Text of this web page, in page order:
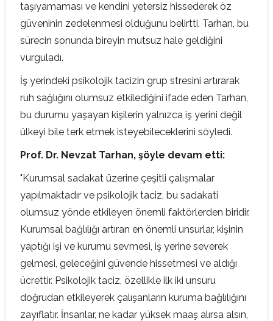
taşıyamaması ve kendini yetersiz hissederek öz
güveninin zedelenmesi olduğunu belirtti. Tarhan, bu
sürecin sonunda bireyin mutsuz hale geldiğini
vurguladı.
İş yerindeki psikolojik tacizin grup stresini artırarak
ruh sağlığını olumsuz etkilediğini ifade eden Tarhan,
bu durumu yaşayan kişilerin yalnızca iş yerini değil
ülkeyi bile terk etmek isteyebileceklerini söyledi.
Prof. Dr. Nevzat Tarhan, şöyle devam etti:
"Kurumsal sadakat üzerine çeşitli çalışmalar
yapılmaktadır ve psikolojik taciz, bu sadakati
olumsuz yönde etkileyen önemli faktörlerden biridir.
Kurumsal bağlılığı artıran en önemli unsurlar, kişinin
yaptığı işi ve kurumu sevmesi, iş yerine severek
gelmesi, geleceğini güvende hissetmesi ve aldığı
ücrettir. Psikolojik taciz, özellikle ilk iki unsuru
doğrudan etkileyerek çalışanların kuruma bağlılığını
zayıflatır. İnsanlar, ne kadar yüksek maaş alırsa alsın,